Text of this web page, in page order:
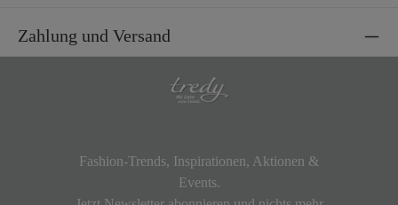
Zahlung und Versand
Fashion-Trends, Inspirationen, Aktionen &
Events.